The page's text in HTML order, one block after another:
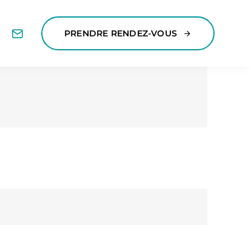
PRENDRE RENDEZ-VOUS